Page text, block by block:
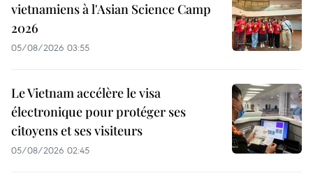
vietnamiens à l'Asian Science Camp
2026
05/08/2026 03:55
Le Vietnam accélère le visa
électronique pour protéger ses
citoyens et ses visiteurs
05/08/2026 02:45